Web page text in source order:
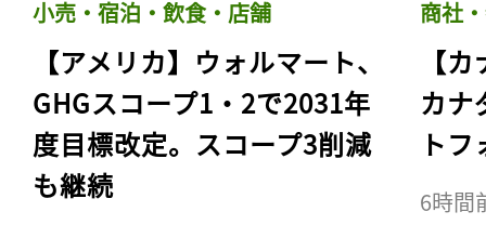
小売・宿泊・飲食・店舗
【アメリカ】ウォルマート、
GHGスコープ1・2で2031年
度目標改定。スコープ3削減
も継続
商社
【
カナ
ト
6時間